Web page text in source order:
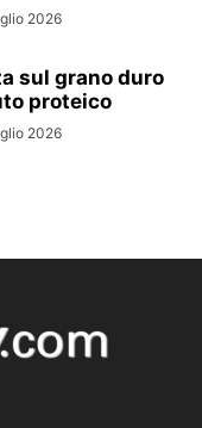
2026
sul grano duro
proteico
2026